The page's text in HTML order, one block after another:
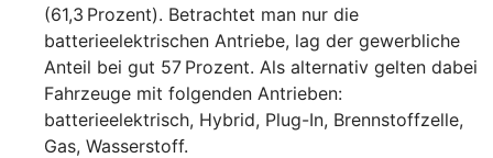
(61,3 Prozent). Betrachtet man nur die
batterieelektrischen Antriebe, lag der gewerbliche
Anteil bei gut 57 Prozent. Als alternativ gelten dabei
Fahrzeuge mit folgenden Antrieben:
batterieelektrisch, Hybrid, Plug-In, Brennstoffzelle,
Gas, Wasserstoff.